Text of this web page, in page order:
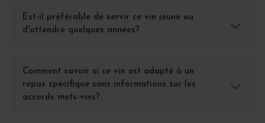
Est-il préférable de servir ce vin jeune ou
d'attendre quelques années?
Comment savoir si ce vin est adapté à un
repas spécifique sans informations sur les
accords mets-vins?